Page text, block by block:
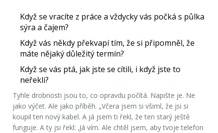
Když se vracíte z práce a vždycky vás počká s půlka
sýra a čajem?
Když vás někdy překvapí tím, že si připomněl, že
máte nějaký důležitý termín?
Když se vás ptá, jak jste se cítili, i když jste to
neřekli?
Tyhle drobnosti jsou to, co opravdu počítá. Napište je. Ne
jako výčet. Ale jako příběh. „Včera jsem si všiml, že jsi si
koupil ten nový kabel. A já jsem ti řekl, že ten starý ještě
funguje. A ty jsi řekl: ‚Já vím. Ale chtěl jsem, aby tvoje telefon